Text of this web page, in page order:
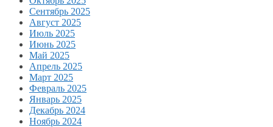
Сентябрь 2025
Август 2025
Июль 2025
Июнь 2025
Май 2025
Апрель 2025
Март 2025
Февраль 2025
Январь 2025
Декабрь 2024
Ноябрь 2024